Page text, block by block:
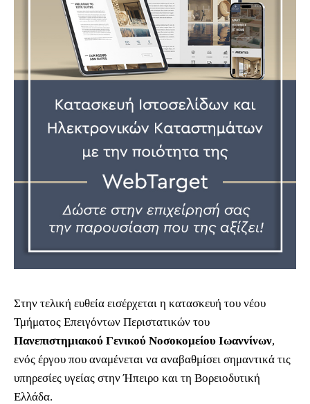
Στην τελική ευθεία εισέρχεται η κατασκευή του νέου
Τμήματος Επειγόντων Περιστατικών του
Πανεπιστημιακού Γενικού Νοσοκομείου Ιωαννίνων,
ενός έργου που αναμένεται να αναβαθμίσει σημαντικά τις
υπηρεσίες υγείας στην Ήπειρο και τη Βορειοδυτική
Ελλάδα.